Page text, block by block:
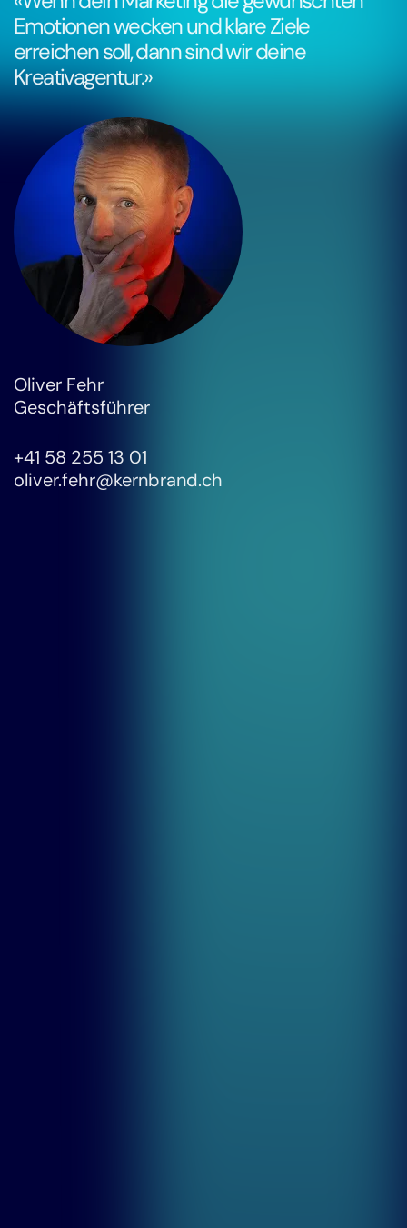
Emotionen wecken und klare Ziele
erreichen soll, dann sind wir deine
Kreativagentur.»
Oliver Fehr
Geschäftsführer
+41 58 255 13 01
oliver.fehr@kernbrand.ch